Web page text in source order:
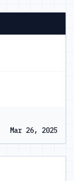
Mar 26, 2025